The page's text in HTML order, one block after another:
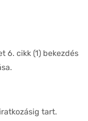
6. cikk (1) bekezdés
tart.